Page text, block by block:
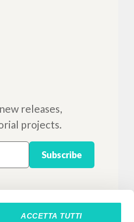
ACCETTA TUTTI
releases,
projects.
Subscribe